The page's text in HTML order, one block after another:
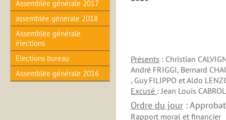
Assemblée générale 2017
assemblée générale 2018
Assemblée générale
élections
Elections bureau
Assemblée générale 2016
Présents : Christian
André FRIGGI, Bernard
, Guy FILIPPO et Aldo
Excusé : Jean Louis CABROL
Ordre du jour :
Rapport moral et financier